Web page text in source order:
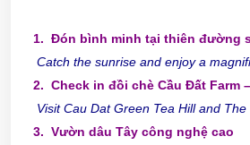
1. Đón bình minh tại thiên đường
Catch the sunrise and enjoy a
2. Check in đồi chè Cầu Đất Farm
Visit Cau Dat Green Tea Hill and
3. Vườn dâu Tây công nghệ cao